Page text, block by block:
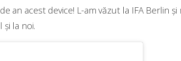
an acest device! L-am văzut la IFA Berlin
și la noi.